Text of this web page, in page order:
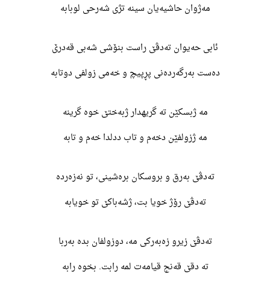
مەژوان حاشیەیان سینە تژی شەرحی لوبابە
ئابی حەیوان تەدڤێ راست بنۆشی شەبی قەدرێ
دەست بەرگەردەنی پڕپیچ و خەمی زولفی دوتابە
مە ژبسکێن تە گریهدار ژبەختێ خوە گرینە
مە ژزولفێن دخەم و تاب ددلدا خەم و تابە
تەدڤێ بەرق و بروسکان برەشینی، تو نەزەردە
تەدڤێ رۆژ خویا بت، ژشەباکێ تو خویابە
تەدڤێ زیرو زەبەرکی مە، دوزولفان بدە بەربا
تە دقێ قەنج قیامەت لمە رابت. بخوە رابە